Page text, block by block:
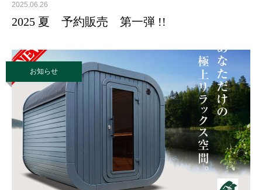
2025.06.26
2025 夏 予約販売 第一弾 !!
お知らせ